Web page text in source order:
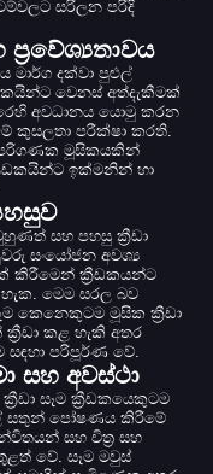
සරිලන පරිදි
මාර්ග දක්වා පුළුල්
වෙනස් අත්දැකීමක්
අවධානය යොමු කරන
කුසලතා පරීක්ෂා කරති.
පරිගණක මූසිකයකින්
ඉක්මනින් හා
සහ පහසු ක්‍රීඩා
සංයෝජන අවශ්‍ය
කිරීමෙන් ක්‍රීඩකයන්ට
මෙම සරල බව
කෙනෙකුටම මූසික ක්‍රීඩා
කළ හැකි අතර
සඳහා පරිපූර්ණ වේ.
සහ අවස්ථා
සෑම ක්‍රීඩකයෙකුටම
සතුන් පෝෂණය කිරීමේ
සහ චිත්‍ර සහ
වේ. සෑම මවුස්